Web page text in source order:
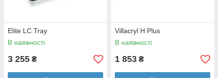
Elite LC Tray
В наявності
3 255 ₴
Villacryl H Plus
В наявності
1 853 ₴